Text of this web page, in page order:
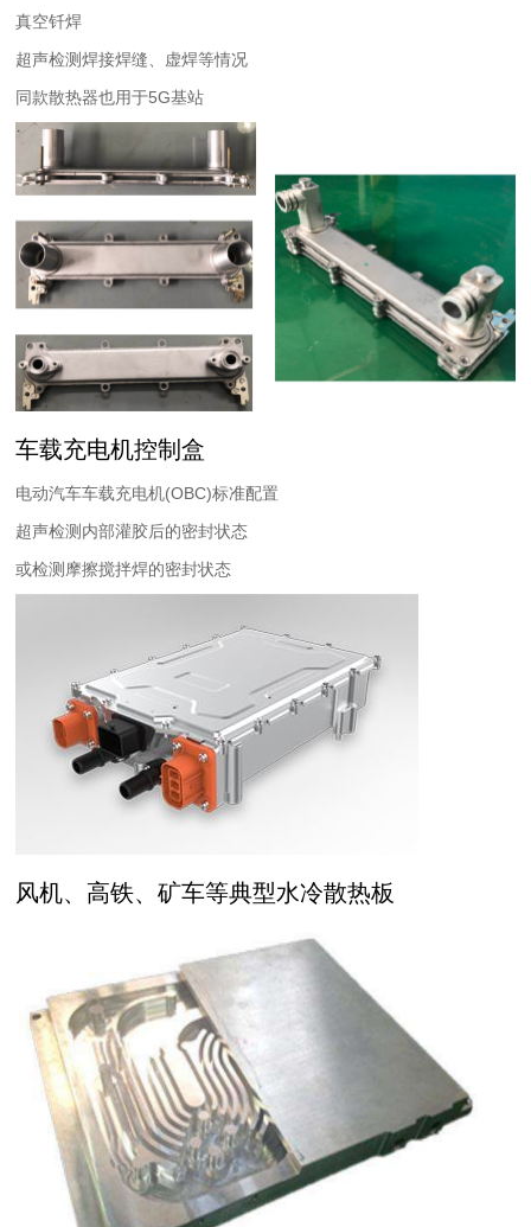
真空钎焊
超声检测焊接焊缝、虚焊等情况
同款散热器也用于5G基站
车载充电机控制盒
电动汽车车载充电机(OBC)标准配置
超声检测内部灌胶后的密封状态
或检测摩擦搅拌焊的密封状态
风机、高铁、矿车等典型水冷散热板